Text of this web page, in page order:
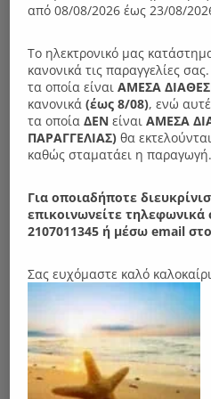
Ν04Μ
από 08/08/2026 έως 23/08/
Το ηλεκτρονικό μας
κανονικά τις παραγγελίες
τα οποία είναιΑΜΕΣΑ
κανονικά(έως 8/08), ενώ
τα οποίαΔΕΝ είναι ΑΜΕΣΑ
ΠΑΡΑΓΓΕΛIΑΣ) θα
καθώς σταματάει η παραγωγή.
Για οποιαδήποτε
επικοινωνείτε τηλεφωνικά
2107011345 ή μέσω email
Σας ευχόμαστε καλό